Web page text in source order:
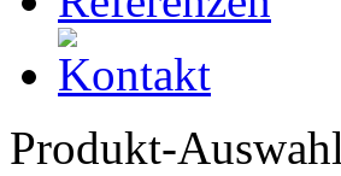
Produkt-Auswahl